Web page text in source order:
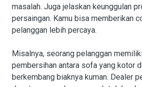
masalah. Juga jelaskan keunggulan
persaingan. Kamu bisa memberikan
pelanggan lebih percaya.
Misalnya, seorang pelanggan
pembersihan antara sofa yang kotor
berkembang biaknya kuman. Dealer